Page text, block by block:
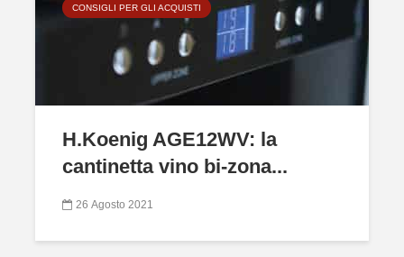
CONSIGLI PER GLI ACQUISTI
H.Koenig AGE12WV: la
cantinetta vino bi-zona...
26 Agosto 2021